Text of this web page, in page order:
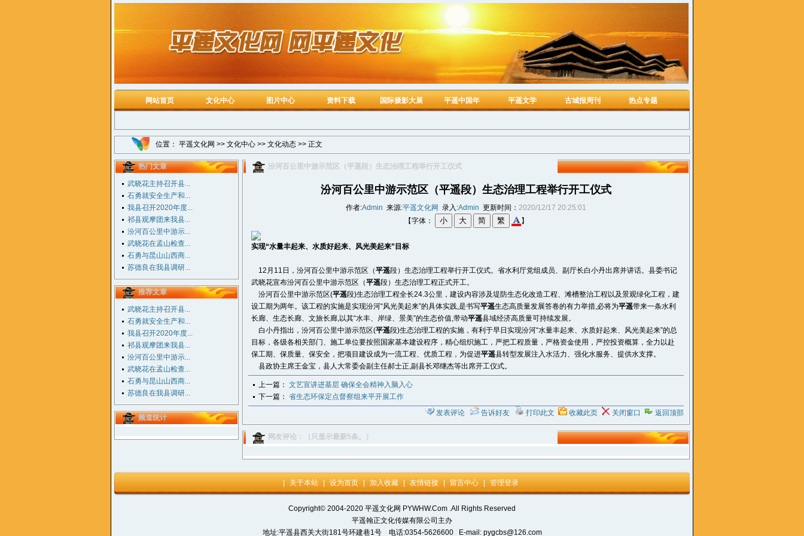
网站首页 文化中心 图片中心 资料下载 国际摄影大展 平遥中国年 平遥文学 古城报周刊 热点专题
位置： 平遥文化网 >> 文化中心 >> 文化动态 >> 正文
热门文章
武晓花主持召开县...
石勇就安全生产和...
我县召开2020年度...
祁县观摩团来我县...
汾河百公里中游示...
武晓花在孟山检查...
石勇与昆山山西商...
苏德良在我县调研...
推荐文章
武晓花主持召开县...
石勇就安全生产和...
我县召开2020年度...
祁县观摩团来我县...
汾河百公里中游示...
武晓花在孟山检查...
石勇与昆山山西商...
苏德良在我县调研...
频道统计
汾河百公里中游示范区（平遥段）生态治理工程举行开工仪式
汾河百公里中游示范区（平遥段）生态治理工程举行开工仪式
作者:Admin 来源:平遥文化网 录入:Admin 更新时间： 2020/12/17 20:25:01
【字体：
】
实现“水量丰起来、水质好起来、风光美起来”目标
12月11日，汾河百公里中游示范区（平遥段）生态治理工程举行开工仪式。省水利厅党组成员、副厅长白小丹出席并讲话。县委书记
武晓花宣布汾河百公里中游示范区（平遥段）生态治理工程正式开工。
汾河百公里中游示范区(平遥段)生态治理工程全长24.3公里，建设内容涉及堤防生态化改造工程、滩槽整治工程以及景观绿化工程，建
设工期为两年。该工程的实施是实现汾河“风光美起来”的具体实践,是书写平遥生态高质量发展答卷的有力举措,必将为平遥带来一条水利
长廊、生态长廊、文旅长廊,以其“水丰、岸绿、景美”的生态价值,带动平遥县域经济高质量可持续发展。
白小丹指出，汾河百公里中游示范区(平遥段)生态治理工程的实施，有利于早日实现汾河“水量丰起来、水质好起来、风光美起来”的总
目标，各级各相关部门、施工单位要按照国家基本建设程序，精心组织施工，严把工程质量，严格资金使用，严控投资概算，全力以赴
保工期、保质量、保安全，把项目建设成为一流工程、优质工程，为促进平遥县转型发展注入水活力、强化水服务、提供水支撑。
县政协主席王金宝，县人大常委会副主任郝士正,副县长邓继杰等出席开工仪式。
上一篇： 文艺宣讲进基层 确保全会精神入脑入心
下一篇： 省生态环保定点督察组来平开展工作
发表评论
告诉好友 打印此文 收藏此页 关闭窗口 返回顶部
网友评论：（只显示最新5条。）
关于本站 设为首页 加入收藏 友情链接 留言中心 管理登录
Copyright© 2004-2020 平遥文化网 PYWHW.Com .All Rights Reserved
平遥翰正文化传媒有限公司主办
地址:平遥县西关大街181号环建巷1号 电话:0354-5626600 E-mail: pygcbs@126.com